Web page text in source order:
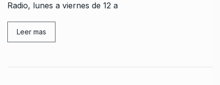
Radio, lunes a viernes de 12 a
Leer mas